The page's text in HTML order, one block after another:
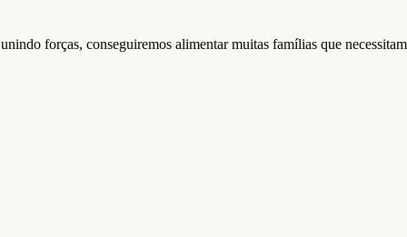
forças, conseguiremos alimentar muitas famílias que necessitam